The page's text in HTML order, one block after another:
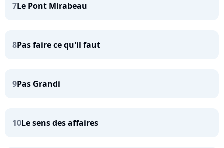
7Le Pont Mirabeau
8Pas faire ce qu'il faut
9Pas Grandi
10Le sens des affaires